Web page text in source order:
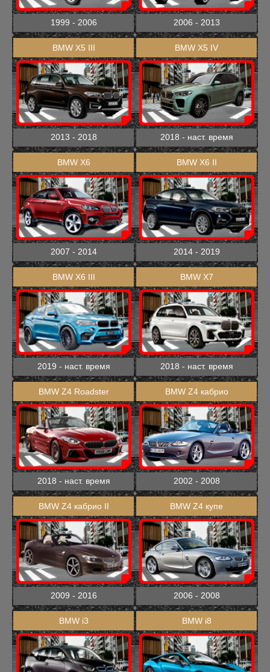
1999 - 2006 2006 - 2013
BMW X5 III
2013 - 2018
BMW X5 IV
2018 - наст. время
BMW X6
2007 - 2014
BMW X6 II
2014 - 2019
BMW X6 III
2019 - наст. время
BMW X7
2018 - наст. время
BMW Z4 Roadster
2018 - наст. время
BMW Z4 кабрио
2002 - 2008
BMW Z4 кабрио II
2009 - 2016
BMW Z4 купе
2006 - 2008
BMW i3 BMW i8